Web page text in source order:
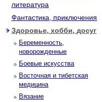
литература
Фантастика, приключения
Здоровье, хобби, досуг
Беременность,
новорожденные
Боевые искусства
Восточная и тибетская
медицина
Вязание